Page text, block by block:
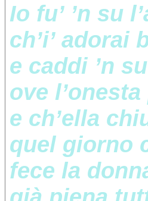
Io fu’ ’n su
ch’i’ adorai
e caddi ’n
ove
e ch’ella
quel giorno
fece la